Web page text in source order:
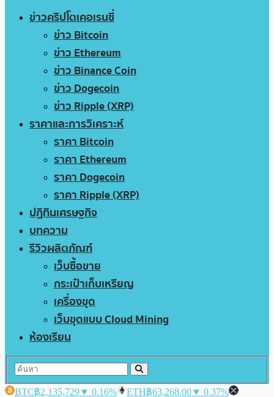
ข่าวคริปโตเคอเรนซี่
ข่าว Bitcoin
ข่าว Ethereum
ข่าว Binance Coin
ข่าว Dogecoin
ข่าว Ripple (XRP)
ราคาและการวิเคราะห์
ราคา Bitcoin
ราคา Ethereum
ราคา Dogecoin
ราคา Ripple (XRP)
ปฏิทินเศรษฐกิจ
บทความ
รีวิวผลิตภัณฑ์
เว็บซื้อขาย
กระเป๋าเก็บเหรียญ
เครื่องขุด
เว็บขุดแบบ Cloud Mining
ห้องเรียน
BTC฿2,135,729▼ 0.16% ETH฿63,268.00▼ 0.37%